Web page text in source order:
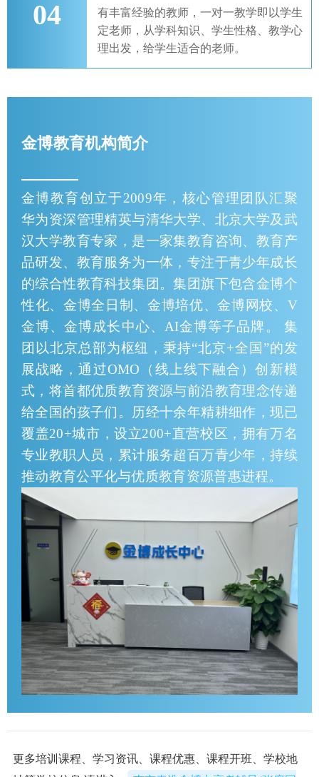
04
有丰富经验的教师，一对一教学即以学生
定老师，从学科知识、学生性格、教学心
理出发，给学生适合的老师。
金博教育机构简介
金博教育创立于2009年，核心管理团队汇聚
华为资深管理精英与清华大学、北京大学及武
汉大学教育专家，是一家集教育咨询、教育产
品研发、教育服务为一体，专注于青少年成长
的综合性教育科技集团。集团旗下包含金博个
性化、金博全日制、金博培优、金博网校、V
金博、金博成长中心、AI金博等子品牌。 集
团以北京总部为枢纽，秉持“北京+全国”的发
展战略，通过OMO（线上线下融合）创新模
式，将首都优质教育资源与前沿教育理念传递
给全国的孩子们。历经十余年精耕细作，现已
覆盖20+城市，设立200+直营校区，拥有万名
专业教职人员，累计服务超百万青少年，持续
推动教育公平化与优质教育资源普惠进程。
更多培训课程、学习资讯、课程优惠、课程开班、学校地